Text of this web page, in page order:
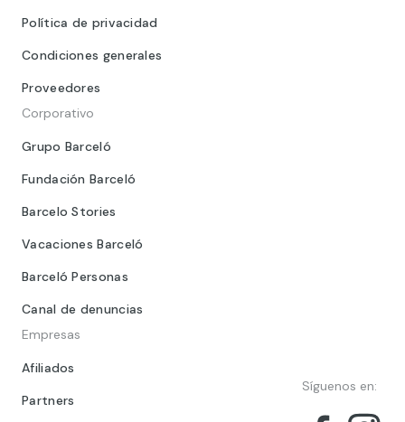
Política de privacidad
Condiciones generales
Proveedores
Corporativo
Grupo Barceló
Fundación Barceló
Barcelo Stories
Vacaciones Barceló
Barceló Personas
Canal de denuncias
Empresas
Afiliados
Partners
Síguenos en: